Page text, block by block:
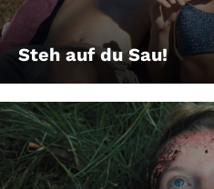
Steh auf du Sau!